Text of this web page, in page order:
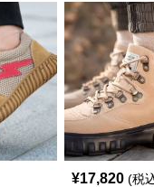
¥17,820 (税